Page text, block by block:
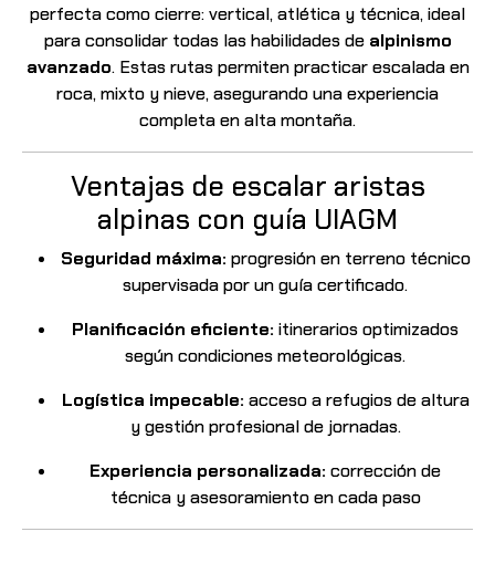
perfecta como cierre: vertical, atlética y técnica, ideal
para consolidar todas las habilidades de alpinismo
avanzado. Estas rutas permiten practicar escalada en
roca, mixto y nieve, asegurando una experiencia
completa en alta montaña.
Ventajas de escalar aristas
alpinas con guía UIAGM
Seguridad máxima: progresión en terreno técnico
supervisada por un guía certificado.
Planificación eficiente: itinerarios optimizados
según condiciones meteorológicas.
Logística impecable: acceso a refugios de altura
y gestión profesional de jornadas.
Experiencia personalizada: corrección de
técnica y asesoramiento en cada paso